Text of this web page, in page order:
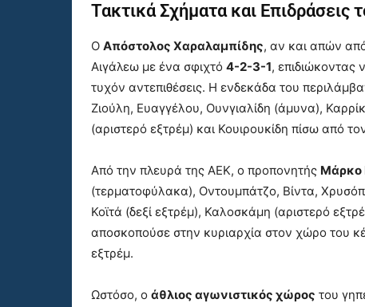
Τακτικά Σχήματα και Επιδράσεις
Ο Απόστολος Χαραλαμπίδης, αν και απών
Αιγάλεω με ένα σφιχτό 4-2-3-1, επιδιώκοντας
τυχόν αντεπιθέσεις. Η ενδεκάδα του
Ζιούλη, Ευαγγέλου, Ουνγιαλίδη (άμυνα),
(αριστερό εξτρέμ) και Κουιρουκίδη πίσω από
Από την πλευρά της ΑΕΚ, ο προπονητής Μάρκο
(τερματοφύλακα), Οντουμπάτζο, Βίντα,
Κοϊτά (δεξί εξτρέμ), Καλοσκάμη (αριστερό
αποσκοπούσε στην κυριαρχία στον χώρο του
εξτρέμ.
Ωστόσο, ο άθλιος αγωνιστικός χώρος του